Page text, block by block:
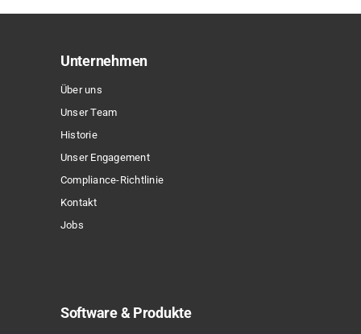
auf.
Optionen
gewählt
werden
Unternehmen
Über uns
Unser Team
Historie
Unser Engagement
Compliance-Richtlinie
Kontakt
Jobs
Software & Produkte